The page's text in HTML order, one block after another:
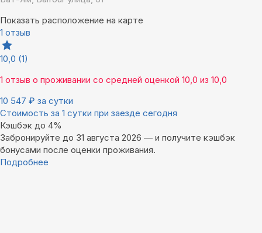
Показать расположение на карте
1 отзыв
10,0 (1)
1 отзыв о проживании со средней оценкой 10,0 из 10,0
10 547 ₽ за сутки
Стоимость за 1 сутки при заезде сегодня
Кэшбэк до 4%
Забронируйте до 31 августа 2026 — и получите кэшбэк
бонусами после оценки проживания.
Подробнее